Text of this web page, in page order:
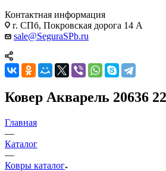
Контактная информация
г. СПб, Покровская дорога 14 А
sale@SeguraSPb.ru
Ковер Акварель 20636
Главная
—
Каталог
—
Ковры каталог